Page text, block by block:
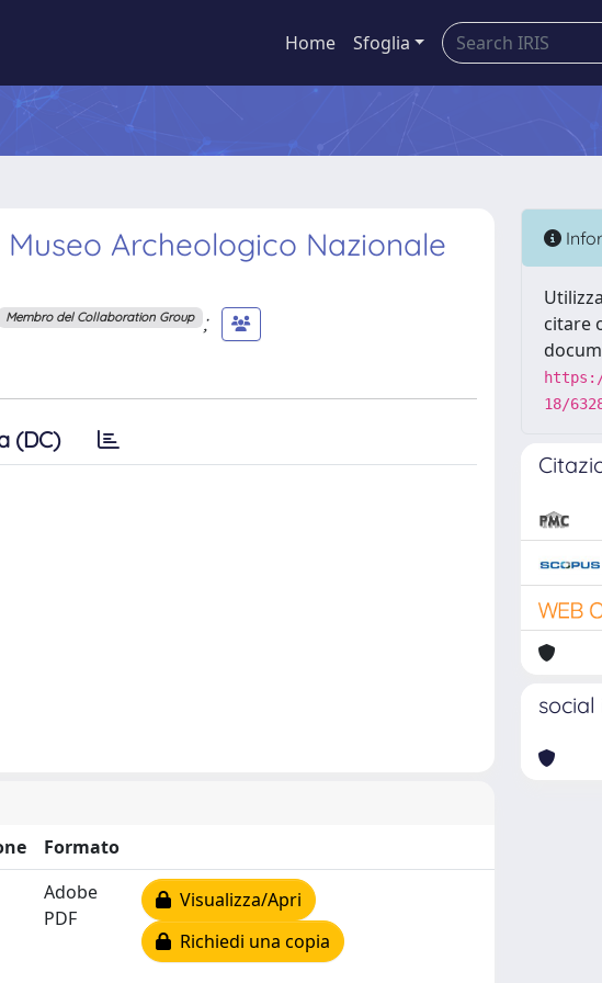
Home Sfoglia
Archeologico Nazionale
Membro del Collaboration Group ;
(DC)
Formato
Adobe
PDF
Visualizza/Apri
Richiedi una copia
citare
18/